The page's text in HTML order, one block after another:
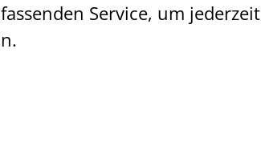
Service, um jederzeit